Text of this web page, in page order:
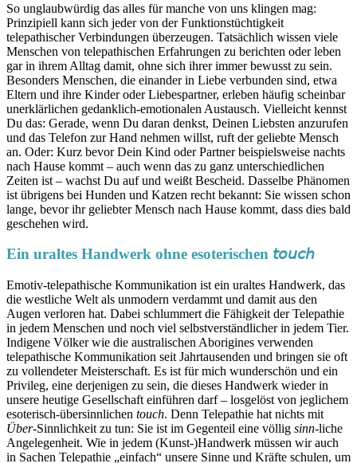
So unglaubwürdig das alles für manche von uns klingen mag:
Prinzipiell kann sich jeder von der Funktionstüchtigkeit
telepathischer Verbindungen überzeugen. Tatsächlich wissen viele
Menschen von telepathischen Erfahrungen zu berichten oder leben
gar in ihrem Alltag damit, ohne sich ihrer immer bewusst zu sein.
Besonders Menschen, die einander in Liebe verbunden sind, etwa
Eltern und ihre Kinder oder Liebespartner, erleben häufig scheinbar
unerklärlichen gedanklich-emotionalen Austausch. Vielleicht kennst
Du das: Gerade, wenn Du daran denkst, Deinen Liebsten anzurufen
und das Telefon zur Hand nehmen willst, ruft der geliebte Mensch
an. Oder: Kurz bevor Dein Kind oder Partner beispielsweise nachts
nach Hause kommt – auch wenn das zu ganz unterschiedlichen
Zeiten ist – wachst Du auf und weißt Bescheid. Dasselbe Phänomen
ist übrigens bei Hunden und Katzen recht bekannt: Sie wissen schon
lange, bevor ihr geliebter Mensch nach Hause kommt, dass dies bald
geschehen wird.
Ein uraltes Handwerk ohne esoterischen 𝘵𝘰𝘶𝘤𝘩
Emotiv-telepathische Kommunikation ist ein uraltes Handwerk, das
die westliche Welt als unmodern verdammt und damit aus den
Augen verloren hat. Dabei schlummert die Fähigkeit der Telepathie
in jedem Menschen und noch viel selbstverständlicher in jedem Tier.
Indigene Völker wie die australischen Aborigines verwenden
telepathische Kommunikation seit Jahrtausenden und bringen sie oft
zu vollendeter Meisterschaft. Es ist für mich wunderschön und ein
Privileg, eine derjenigen zu sein, die dieses Handwerk wieder in
unsere heutige Gesellschaft einführen darf – losgelöst von jeglichem
esoterisch-übersinnlichen touch. Denn Telepathie hat nichts mit
Über-Sinnlichkeit zu tun: Sie ist im Gegenteil eine völlig sinn-liche
Angelegenheit. Wie in jedem (Kunst-)Handwerk müssen wir auch
in Sachen Telepathie „einfach“ unsere Sinne und Kräfte schulen, um